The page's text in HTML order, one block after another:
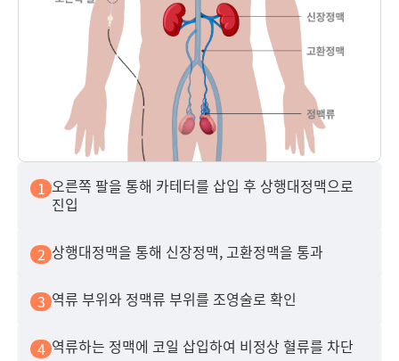
1 오른쪽 팔을 통해 카테터를 삽입 후 상행대정맥으로
진입
2 상행대정맥을 통해 신장정맥, 고환정맥을 통과
3 역류 부위와 정맥류 부위를 조영술로 확인
4 역류하는 정맥에 코일 삽입하여 비정상 혈류를 차단